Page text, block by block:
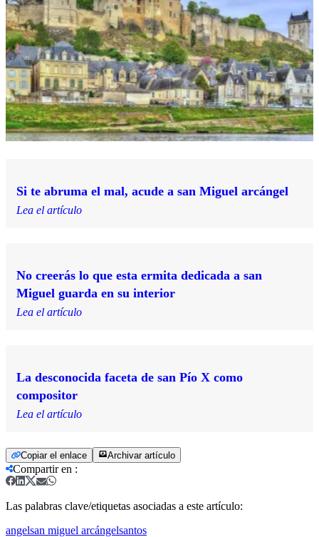
Si te abruma el mal, acude a san Miguel arcángel
Lea el artículo
No creerás lo que esta ermita dedicada a san
Miguel guarda en su interior
Lea el artículo
La desconocida faceta de san Pío X como
compositor
Lea el artículo
Copiar el enlace Archivar artículo
Compartir en :
Las palabras clave/etiquetas asociadas a este artículo:
angelsan miguel arcángelsantos